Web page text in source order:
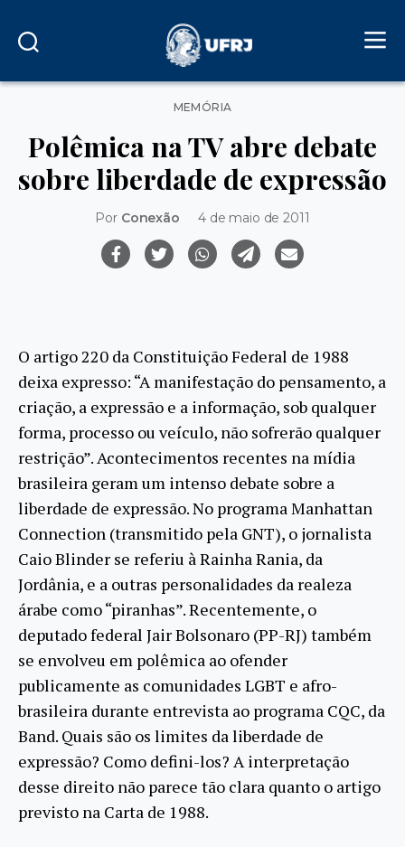
Categorias
MEMÓRIA
Polêmica na TV abre debate
sobre liberdade de expressão
Por Conexão 4 de maio de 2011
O artigo 220 da Constituição Federal de 1988
deixa expresso: “A manifestação do pensamento, a
criação, a expressão e a informação, sob qualquer
forma, processo ou veículo, não sofrerão qualquer
restrição”. Acontecimentos recentes na mídia
brasileira geram um intenso debate sobre a
liberdade de expressão. No programa Manhattan
Connection (transmitido pela GNT), o jornalista
Caio Blinder se referiu à Rainha Rania, da
Jordânia, e a outras personalidades da realeza
árabe como “piranhas”. Recentemente, o
deputado federal Jair Bolsonaro (PP-RJ) também
se envolveu em polêmica ao ofender
publicamente as comunidades LGBT e afro-
brasileira durante entrevista ao programa CQC, da
Band. Quais são os limites da liberdade de
expressão? Como defini-los? A interpretação
desse direito não parece tão clara quanto o artigo
previsto na Carta de 1988.